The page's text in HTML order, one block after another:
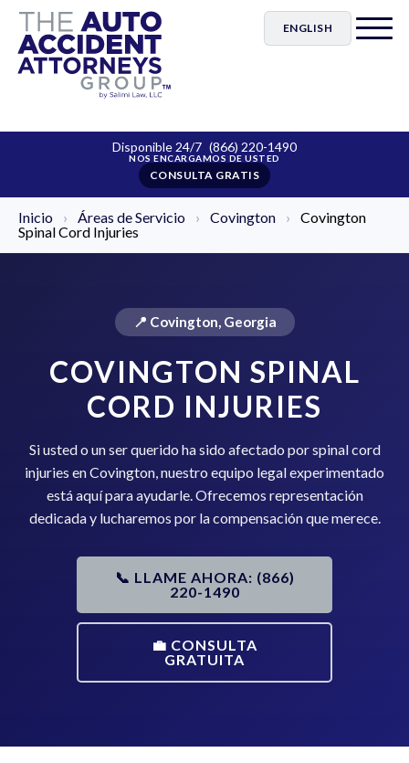
ENGLISH
Disponible 24/7 (866) 220-1490
CONSULTA GRATIS
Inicio › Áreas de Servicio › Covington ›
Covington
Spinal Cord Injuries
📍 Covington, Georgia
COVINGTON SPINAL
CORD INJURIES
Si usted o un ser querido ha sido afectado por spinal cord
injuries en Covington, nuestro equipo legal experimentado
está aquí para ayudarle. Ofrecemos representación
dedicada y lucharemos por la compensación que merece.
📞 LLAME AHORA: (866)
220-1490
💼 CONSULTA
GRATUITA